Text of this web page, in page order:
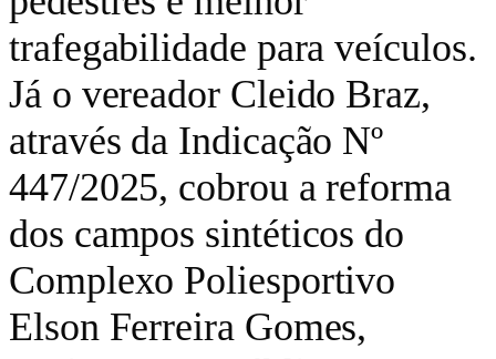
trafegabilidade para veículos.
Já o vereador Cleido Braz,
através da Indicação Nº
447/2025, cobrou a reforma
dos campos sintéticos do
Complexo Poliesportivo
Elson Ferreira Gomes,